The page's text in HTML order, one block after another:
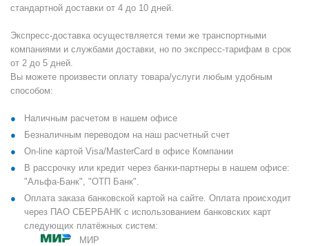
стандартной доставки от 4 до 10 дней.
Экспресс-доставка осуществляется теми же транспортными
компаниями и службами доставки, но по экспресс-тарифам в срок
от 2 до 5 дней.
Вы можете произвести оплату товара/услуги любым удобным
способом:
Наличным расчетом в нашем офисе
Безналичным переводом на наш расчетный счет
On-line картой Visa/MasterCard в офисе Компании
В рассрочку или кредит через банки-партнеры в нашем офисе:
"Альфа-Банк", "ОТП Банк".
Оплата заказа банковской картой на сайте. Оплата происходит
через ПАО СБЕРБАНК с использованием банковских карт
следующих платёжных систем:
МИР